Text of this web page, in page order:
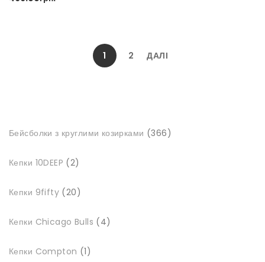
1 2 ДАЛІ
Бейсболки з круглими козирками 366366
Кепки 10DEEP
2товари
Кепки 9fifty 20товарів
Кепки Chicago Bulls 4товари
Кепки Compton 1товар